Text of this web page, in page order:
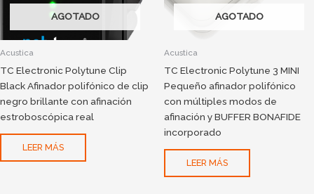
AGOTADO
Acustica
TC Electronic Polytune Clip
Black Afinador polifónico de clip
negro brillante con afinación
estroboscópica real
LEER MÁS
AGOTADO
Acustica
TC Electronic Polytune 3 MINI
Pequeño afinador polifónico
con múltiples modos de
afinación y BUFFER BONAFIDE
incorporado
LEER MÁS